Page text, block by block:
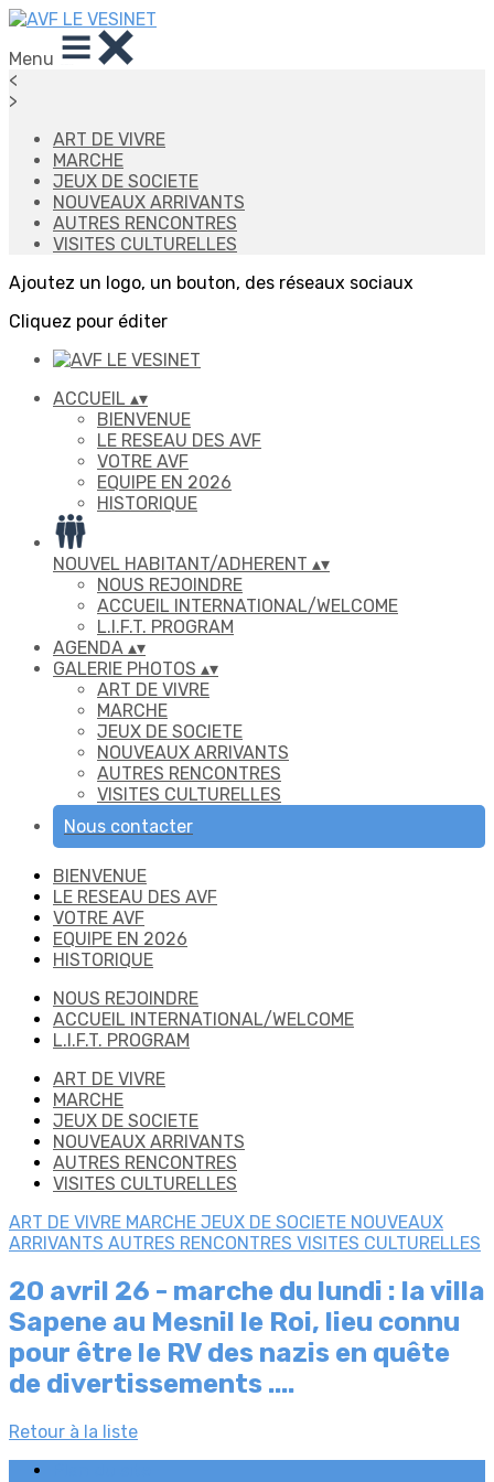
Menu
<
>
ART DE VIVRE
MARCHE
JEUX DE SOCIETE
NOUVEAUX ARRIVANTS
AUTRES RENCONTRES
VISITES CULTURELLES
Ajoutez un logo, un bouton, des réseaux sociaux
Cliquez pour éditer
ACCUEIL ▴▾
BIENVENUE
LE RESEAU DES AVF
VOTRE AVF
EQUIPE EN 2026
HISTORIQUE
NOUVEL HABITANT/ADHERENT ▴▾
NOUS REJOINDRE
ACCUEIL INTERNATIONAL/WELCOME
L.I.F.T. PROGRAM
AGENDA ▴▾
GALERIE PHOTOS ▴▾
ART DE VIVRE
MARCHE
JEUX DE SOCIETE
NOUVEAUX ARRIVANTS
AUTRES RENCONTRES
VISITES CULTURELLES
Nous contacter
BIENVENUE
LE RESEAU DES AVF
VOTRE AVF
EQUIPE EN 2026
HISTORIQUE
NOUS REJOINDRE
ACCUEIL INTERNATIONAL/WELCOME
L.I.F.T. PROGRAM
ART DE VIVRE
MARCHE
JEUX DE SOCIETE
NOUVEAUX ARRIVANTS
AUTRES RENCONTRES
VISITES CULTURELLES
ART DE VIVRE MARCHE JEUX DE SOCIETE NOUVEAUX
ARRIVANTS AUTRES RENCONTRES VISITES CULTURELLES
20 avril 26 - marche du lundi : la villa
Sapene au Mesnil le Roi, lieu connu
pour être le RV des nazis en quête
de divertissements ....
Retour à la liste